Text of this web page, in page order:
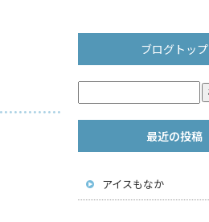
ブログトップ
最近の投稿
アイスもなか